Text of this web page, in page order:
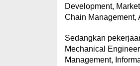
Development,
Chain Management,
Sedangkan
Mechanical
Management,